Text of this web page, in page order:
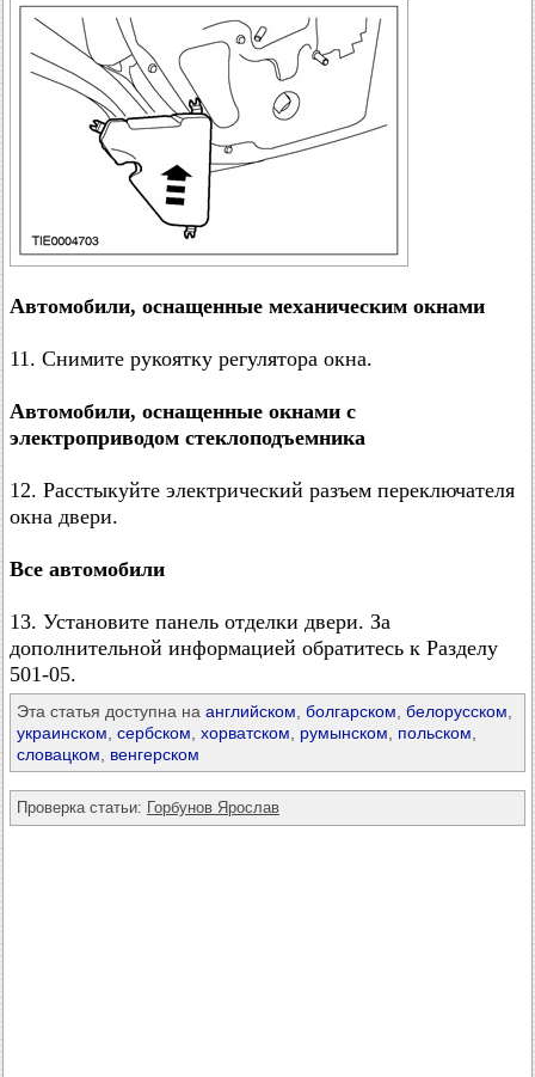
Автомобили, оснащенные механическим окнами
11. Снимите рукоятку регулятора окна.
Автомобили, оснащенные окнами с
электроприводом стеклоподъемника
12. Расстыкуйте электрический разъем переключателя
окна двери.
Все автомобили
13. Установите панель отделки двери. За
дополнительной информацией обратитесь к Разделу
501-05.
Эта статья доступна на английском болгарском белорусском
украинском сербском хорватском румынском польском
словацком
венгерском
Проверка статьи: Горбунов Ярослав